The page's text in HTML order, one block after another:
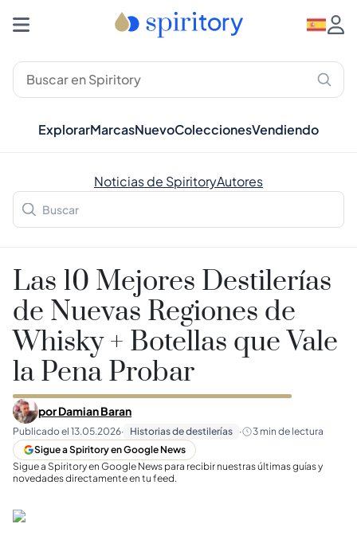
ExplorarMarcasNuevoColeccionesVendiendo
Noticias de SpiritoryAutores
Las 10 Mejores Destilerías
de Nuevas Regiones de
Whisky + Botellas que Vale
la Pena Probar
porDamian Baran
Publicado el 13.05.2026· Historias de destilerías · 3 min de lectura
Sigue a Spiritory en Google News
Sigue a Spiritory en Google News para recibir nuestras últimas guías y
novedades directamente en tu feed.